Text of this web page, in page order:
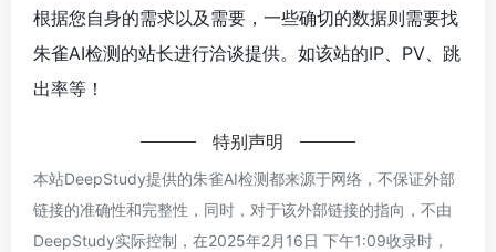
根据您自身的需求以及需要，一些确切的数据则需要找
朱雀AI检测的站长进行洽谈提供。如该站的IP、PV、跳
出率等！
特别声明
本站DeepStudy提供的朱雀AI检测都来源于网络，不保证外部
链接的准确性和完整性，同时，对于该外部链接的指向，不由
DeepStudy实际控制，在2025年2月16日 下午1:09收录时，